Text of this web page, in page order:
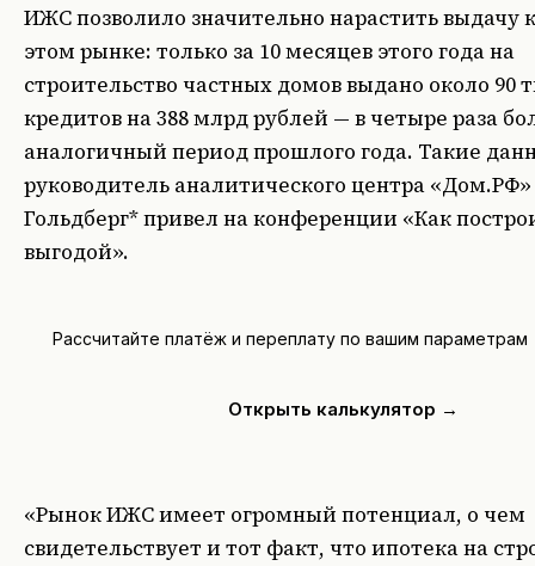
ИЖС позволило значительно нарастить выдачу
этом рынке: только за 10 месяцев этого года на
строительство частных домов выдано около 90
кредитов на 388 млрд рублей — в четыре раза
аналогичный период прошлого года. Такие
руководитель аналитического центра
Гольдберг* привел на конференции «Как
выгодой».
Рассчитайте платёж и переплату по вашим параметрам
Открыть калькулятор →
«Рынок ИЖС имеет огромный потенциал, о чем
свидетельствует и тот факт, что ипотека на